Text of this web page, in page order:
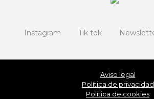
Instagram Tik tok
Aviso legal
Política de privacidad
Política de cookies